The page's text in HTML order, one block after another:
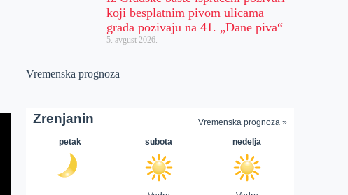
koji besplatnim pivom ulicama
grada pozivaju na 41. „Dane piva“
5. avgust 2026.
Vremenska prognoza